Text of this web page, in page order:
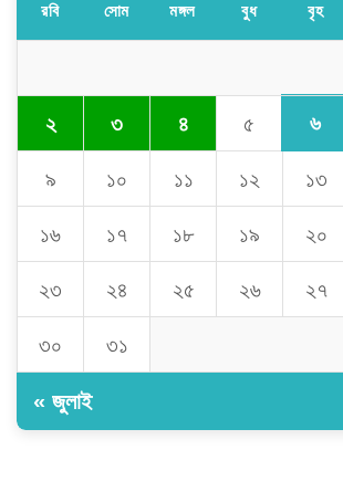
রবি সোম মঙ্গল বুধ বৃহ
২ ৩ ৪ ৫ ৬
৯ ১০ ১১ ১২ ১৩
১৬ ১৭ ১৮ ১৯ ২০
২৩ ২৪ ২৫ ২৬ ২৭
৩০ ৩১
« জুলাই